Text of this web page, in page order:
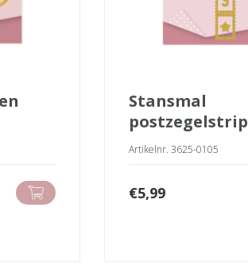
stansmal
postzegelstrip
Artikelnr. 3625-0105
€5,99